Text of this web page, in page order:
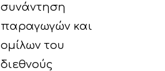
συνάντηση
παραγωγών και
ομίλων του
διεθνούς